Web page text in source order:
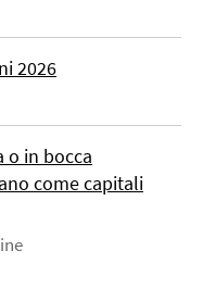
2026
o in bocca
come capitali